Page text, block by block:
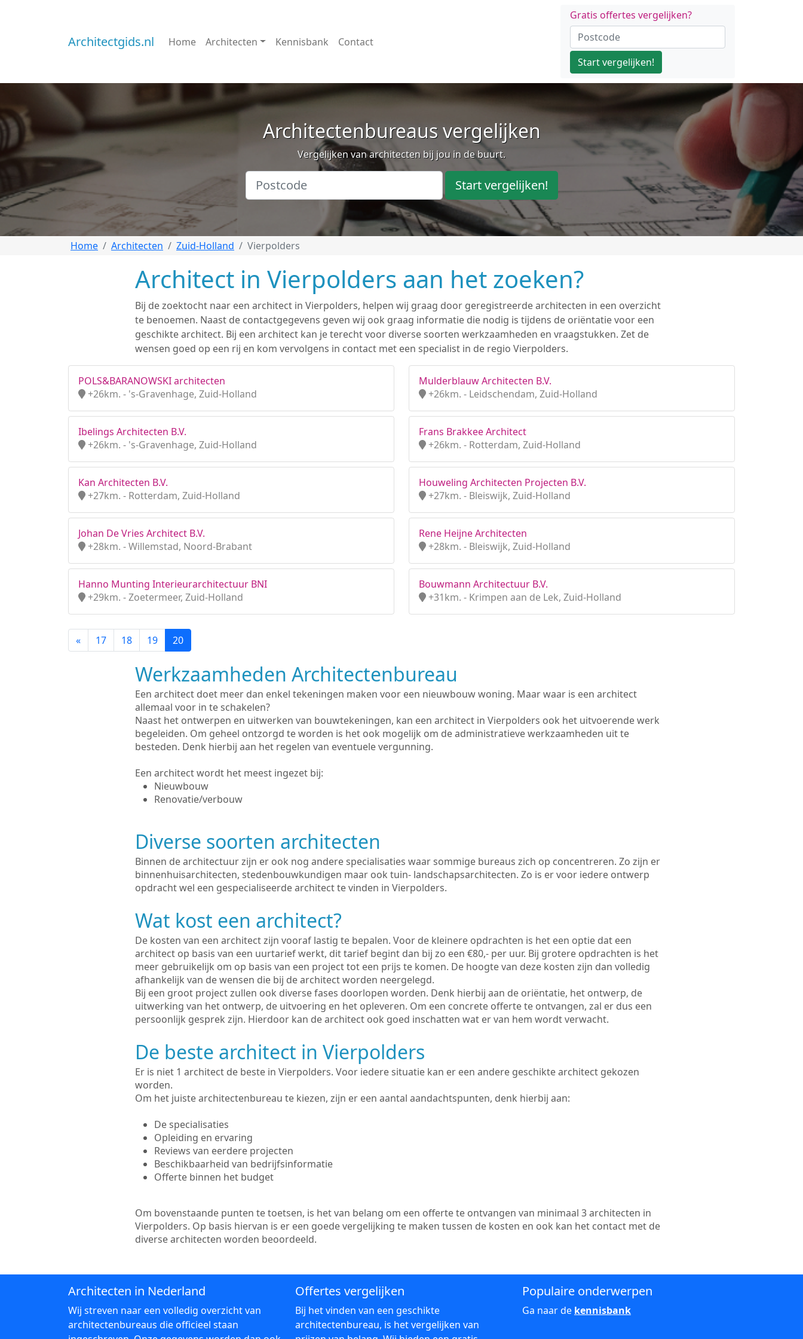
Architectgids.nl Home Architecten Kennisbank Contact
Gratis offertes vergelijken?
Start vergelijken!
Architectenbureaus vergelijken
Vergelijken van architecten bij jou in de buurt.
Start vergelijken!
Home Architecten Zuid-Holland Vierpolders
Architect in Vierpolders aan het zoeken?
Bij de zoektocht naar een architect in Vierpolders, helpen wij graag door geregistreerde architecten in een overzicht
te benoemen. Naast de contactgegevens geven wij ook graag informatie die nodig is tijdens de oriëntatie voor een
geschikte architect. Bij een architect kan je terecht voor diverse soorten werkzaamheden en vraagstukken. Zet de
wensen goed op een rij en kom vervolgens in contact met een specialist in de regio Vierpolders.
POLS&BARANOWSKI architecten
+26km. - 's-Gravenhage, Zuid-Holland
Mulderblauw Architecten B.V.
+26km. - Leidschendam, Zuid-Holland
Ibelings Architecten B.V.
+26km. - 's-Gravenhage, Zuid-Holland
Frans Brakkee Architect
+26km. - Rotterdam, Zuid-Holland
Kan Architecten B.V.
+27km. - Rotterdam, Zuid-Holland
Houweling Architecten Projecten B.V.
+27km. - Bleiswijk, Zuid-Holland
Johan De Vries Architect B.V.
+28km. - Willemstad, Noord-Brabant
Rene Heijne Architecten
+28km. - Bleiswijk, Zuid-Holland
Hanno Munting Interieurarchitectuur BNI
+29km. - Zoetermeer, Zuid-Holland
Bouwmann Architectuur B.V.
+31km. - Krimpen aan de Lek, Zuid-Holland
« 17 18 19 20
Werkzaamheden Architectenbureau
Een architect doet meer dan enkel tekeningen maken voor een nieuwbouw woning. Maar waar is een architect
allemaal voor in te schakelen?
Naast het ontwerpen en uitwerken van bouwtekeningen, kan een architect in Vierpolders ook het uitvoerende werk
begeleiden. Om geheel ontzorgd te worden is het ook mogelijk om de administratieve werkzaamheden uit te
besteden. Denk hierbij aan het regelen van eventuele vergunning.
Een architect wordt het meest ingezet bij:
Nieuwbouw
Renovatie/verbouw
Diverse soorten architecten
Binnen de architectuur zijn er ook nog andere specialisaties waar sommige bureaus zich op concentreren. Zo zijn er
binnenhuisarchitecten, stedenbouwkundigen maar ook tuin- landschapsarchitecten. Zo is er voor iedere ontwerp
opdracht wel een gespecialiseerde architect te vinden in Vierpolders.
Wat kost een architect?
De kosten van een architect zijn vooraf lastig te bepalen. Voor de kleinere opdrachten is het een optie dat een
architect op basis van een uurtarief werkt, dit tarief begint dan bij zo een €80,- per uur. Bij grotere opdrachten is het
meer gebruikelijk om op basis van een project tot een prijs te komen. De hoogte van deze kosten zijn dan volledig
afhankelijk van de wensen die bij de architect worden neergelegd.
Bij een groot project zullen ook diverse fases doorlopen worden. Denk hierbij aan de oriëntatie, het ontwerp, de
uitwerking van het ontwerp, de uitvoering en het opleveren. Om een concrete offerte te ontvangen, zal er dus een
persoonlijk gesprek zijn. Hierdoor kan de architect ook goed inschatten wat er van hem wordt verwacht.
De beste architect in Vierpolders
Er is niet 1 architect de beste in Vierpolders. Voor iedere situatie kan er een andere geschikte architect gekozen
worden.
Om het juiste architectenbureau te kiezen, zijn er een aantal aandachtspunten, denk hierbij aan:
De specialisaties
Opleiding en ervaring
Reviews van eerdere projecten
Beschikbaarheid van bedrijfsinformatie
Offerte binnen het budget
Om bovenstaande punten te toetsen, is het van belang om een offerte te ontvangen van minimaal 3 architecten in
Vierpolders. Op basis hiervan is er een goede vergelijking te maken tussen de kosten en ook kan het contact met de
diverse architecten worden beoordeeld.
Architecten in Nederland
Wij streven naar een volledig overzicht van
architectenbureaus die officieel staan
Offertes vergelijken
Bij het vinden van een geschikte
architectenbureau, is het vergelijken van
Populaire onderwerpen
Ga naar de kennisbank